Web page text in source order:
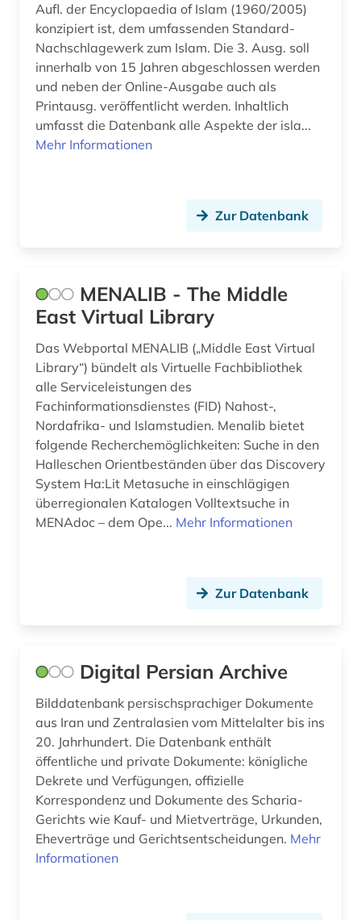
Aufl. der Encyclopaedia of Islam (1960/2005)
konzipiert ist, dem umfassenden Standard-
Nachschlagewerk zum Islam. Die 3. Ausg. soll
innerhalb von 15 Jahren abgeschlossen werden
und neben der Online-Ausgabe auch als
Printausg. veröffentlicht werden. Inhaltlich
umfasst die Datenbank alle Aspekte der isla...
Mehr Informationen
Zur Datenbank
MENALIB - The Middle
East Virtual Library
Das Webportal MENALIB („Middle East Virtual
Library“) bündelt als Virtuelle Fachbibliothek
alle Serviceleistungen des
Fachinformationsdienstes (FID) Nahost-,
Nordafrika- und Islamstudien. Menalib bietet
folgende Recherchemöglichkeiten: Suche in den
Halleschen Orientbeständen über das Discovery
System Ha:Lit Metasuche in einschlägigen
überregionalen Katalogen Volltextsuche in
MENAdoc – dem Ope... Mehr Informationen
Zur Datenbank
Digital Persian Archive
Bilddatenbank persischsprachiger Dokumente
aus Iran und Zentralasien vom Mittelalter bis ins
20. Jahrhundert. Die Datenbank enthält
öffentliche und private Dokumente: königliche
Dekrete und Verfügungen, offizielle
Korrespondenz und Dokumente des Scharia-
Gerichts wie Kauf- und Mietverträge, Urkunden,
Eheverträge und Gerichtsentscheidungen. Mehr
Informationen